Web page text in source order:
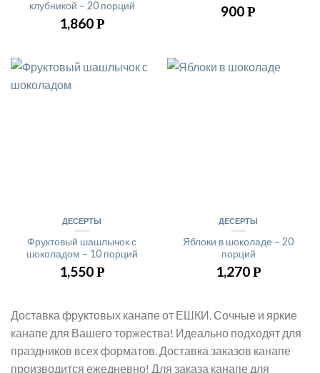
клубникой – 20 порций
1,860Р
900Р
ДЕСЕРТЫ
Фруктовый шашлычок с
шоколадом – 10 порций
1,550Р
ДЕСЕРТЫ
Яблоки в шоколаде – 20
порций
1,270Р
Доставка фруктовых канапе от ЕШКИ. Сочные и яркие
канапе для Вашего торжества! Идеально подходят для
праздников всех форматов. Доставка заказов канапе
производится ежедневно! Для заказа канапе для